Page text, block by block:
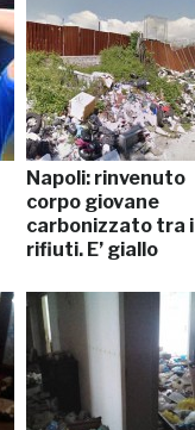
Napoli: rinvenuto
corpo giovane
carbonizzato tra i
rifiuti. E’ giallo